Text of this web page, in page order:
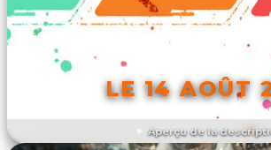
Aperçu de la
LE 14 AOÛT
DÉCOUVRIR